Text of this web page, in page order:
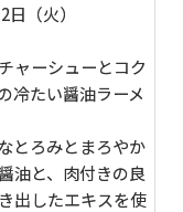
（火）
ャーシューとコク
冷たい醤油ラーメ
とろみとまろやか
油と、肉付きの良
出したエキスを使